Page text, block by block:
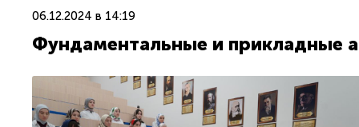
06.12.2024 в 14:19
Фундаментальные и прикладные